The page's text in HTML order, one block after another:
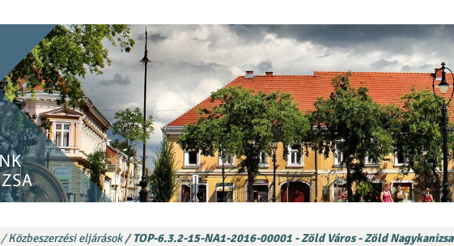
Közbeszerzési eljárások TOP-6.3.2-15-NA1-2016-00001 - Zöld Város - Zöld Nagykanizsa